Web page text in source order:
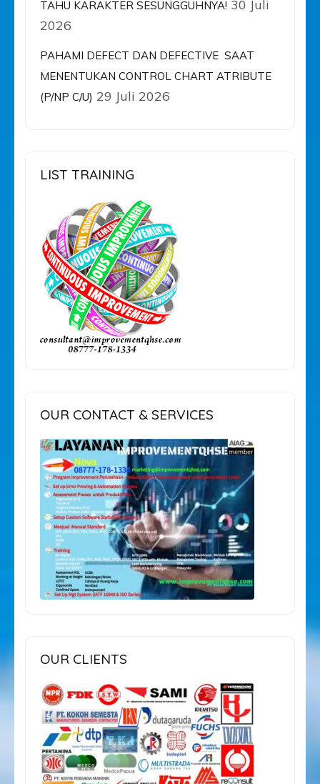
TAHU KARAKTER SESUNGGUHNYA! 30 Juli
2026
PAHAMI DEFECT DAN DEFECTIVE SAAT
MENENTUKAN CONTROL CHART ATRIBUTE
(P/NP C/U) 29 Juli 2026
LIST TRAINING
OUR CONTACT & SERVICES
OUR CLIENTS